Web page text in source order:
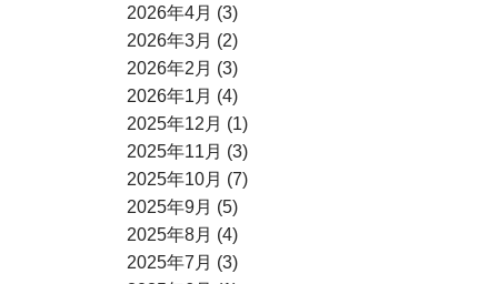
2026年4月 (3)
2026年3月 (2)
2026年2月 (3)
2026年1月 (4)
2025年12月 (1)
2025年11月 (3)
2025年10月 (7)
2025年9月 (5)
2025年8月 (4)
2025年7月 (3)